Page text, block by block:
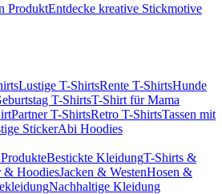
ProduktEntdecke kreative Stickmotive
Lustige T-ShirtsRente T-ShirtsHunde
T-ShirtsT-Shirt für Mama
Partner T-ShirtsRetro T-ShirtsTassen mit
StickerAbi Hoodies
Bestickte KleidungT-Shirts &
& HoodiesJacken & WestenHosen &
Nachhaltige Kleidung